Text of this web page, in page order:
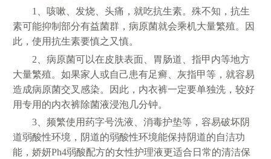
1、咳嗽、发烧、头痛，就吃抗生素。殊不知，抗生
素可能抑制部分有益菌群，病原菌就会乘机大量繁殖。因
此，使用抗生素要慎之又慎。
2、病原菌可以在皮肤表面、胃肠道、指甲内等地方
大量繁殖。如果家人或自己患有足癣、灰指甲等，就容易
造成病原菌交叉感染。因此，内衣裤一定要单独洗，较好
用专用的内衣裤除菌液浸泡几分钟。
3、频繁使用药字号洗液、消毒护垫等，容易破坏阴
道弱酸性环境，阴道的弱酸性环境能保持阴道的自洁功
能，娇妍Ph4弱酸配方的女性护理液更适合日常的清洁保